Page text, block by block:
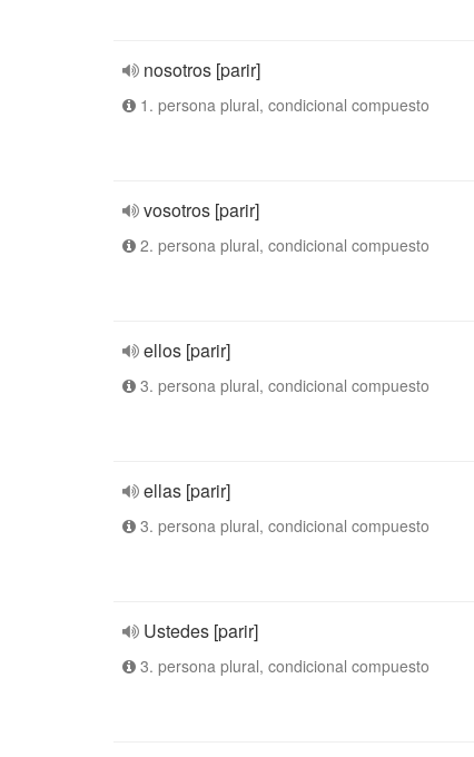
nosotros [parir]
1. persona plural, condicional compuesto
vosotros [parir]
2. persona plural, condicional compuesto
ellos [parir]
3. persona plural, condicional compuesto
ellas [parir]
3. persona plural, condicional compuesto
Ustedes [parir]
3. persona plural, condicional compuesto